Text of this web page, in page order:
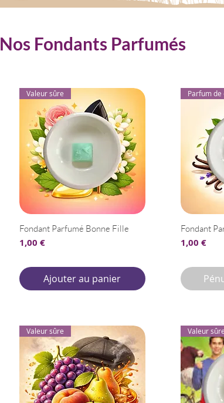
Nos Fondants Parfumés
Valeur sûre
Fondant Parfumé Bonne Fille
Prix
1,00 €
Ajouter au panier
Parfum
Fondant
Prix
1,00 €
Valeur sûre Valeur